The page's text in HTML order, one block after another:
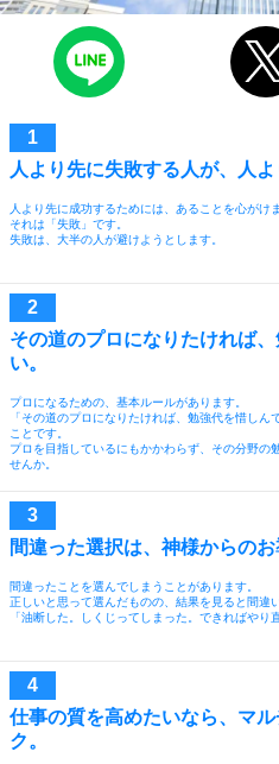
人より先に失敗する人が、人よ
人より先に成功するためには、あることを心がけ
それは「失敗」です。
失敗は、大半の人が避けようとします。
その道のプロになりたければ
い。
プロになるための、基本ルールがあります。
「その道のプロになりたければ、勉強代を惜しん
ことです。
プロを目指しているにもかかわらず、その分野の
せんか。
間違った選択は、神様からのお
間違ったことを選んでしまうことがあります。
正しいと思って選んだものの、結果を見ると間違
「油断した。しくじってしまった。できればやり
仕事の質を高めたいなら、マ
ク。